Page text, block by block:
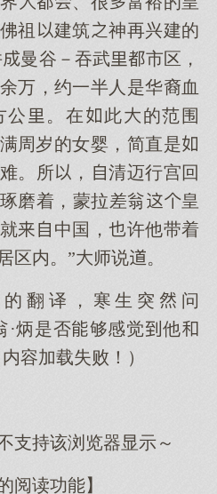
祖建筑神再兴建的
曼谷－吞武市区，
万，约一半人是华裔血
公。在此的范围
岁的女婴，简直是
。所，清迈行宫回
磨着，蒙拉差翁皇
就中国，许他带着
区内。”师说。
翻译，寒生突问
·炳是否够感觉他
容加载失败！）
支持该浏览器显示～
阅读功能】